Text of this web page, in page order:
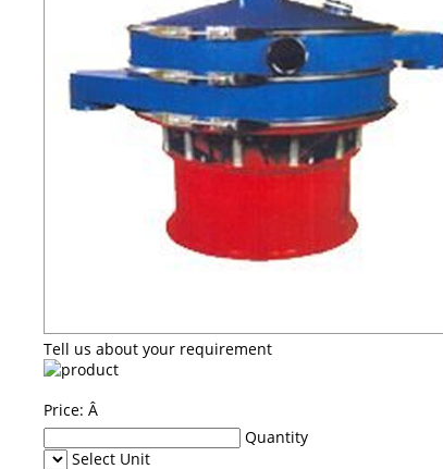
Tell us about your requirement
Price: Â
Quantity
Select Unit